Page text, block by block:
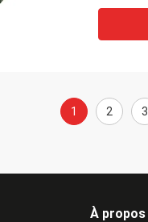
1 2 3
À propos